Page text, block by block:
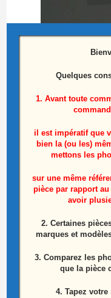
Pied Télé
Quelques
1. Avant toute
il est impératif que
bien la (ou les)
mettons les
sur une même
pièce par rapport
avoir
2. Certaines
marques et
3. Comparez les
que la pièce
4. Tapez